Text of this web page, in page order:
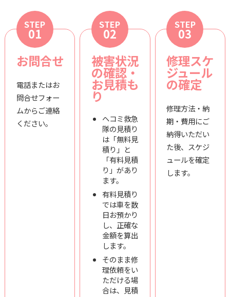
STEP
01
お問合せ
電話またはお
問合せフォー
ムからご連絡
ください。
STEP
02
被害状況
の確認・
お見積も
り
ヘコミ救急
隊の見積り
は「無料見
積り」と
「有料見積
り」があり
ます。
有料見積り
では車を数
日お預かり
し、正確な
金額を算出
します。
そのまま修
理依頼をい
ただける場
合は、見積
STEP
03
修理スケ
ジュール
の確定
修理方法・納
期・費用にご
納得いただい
た後、スケジ
ュールを確定
します。